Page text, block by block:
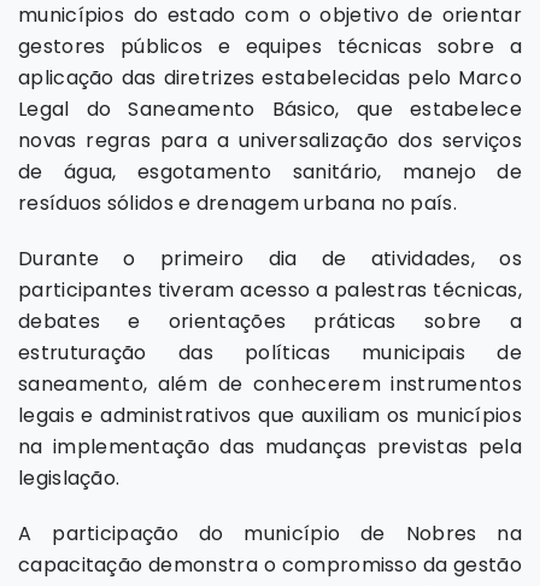
municípios do estado com o objetivo de orientar
gestores públicos e equipes técnicas sobre a
aplicação das diretrizes estabelecidas pelo Marco
Legal do Saneamento Básico, que estabelece
novas regras para a universalização dos serviços
de água, esgotamento sanitário, manejo de
resíduos sólidos e drenagem urbana no país.
Durante o primeiro dia de atividades, os
participantes tiveram acesso a palestras técnicas,
debates e orientações práticas sobre a
estruturação das políticas municipais de
saneamento, além de conhecerem instrumentos
legais e administrativos que auxiliam os municípios
na implementação das mudanças previstas pela
legislação.
A participação do município de Nobres na
capacitação demonstra o compromisso da gestão